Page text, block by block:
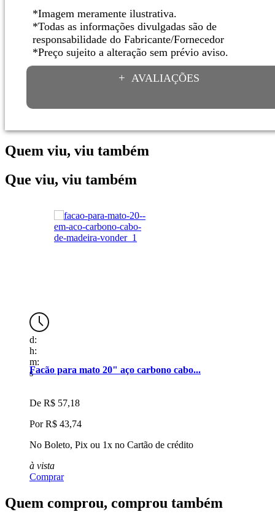
*Imagem meramente ilustrativa.
*Todas as informações divulgadas são de
responsabilidade do Fabricante/Fornecedor
*Preço sujeito a alteração sem prévio aviso.
AVALIAÇÕES
Quem viu, viu também
Que viu, viu também
d:
h:
m:
s
Facão para mato 20" aço carbono cabo...
De R$ 57,18
PorR$ 43,74
No Boleto, Pix ou 1x no Cartão de crédito
à vista
Comprar
Quem comprou, comprou também